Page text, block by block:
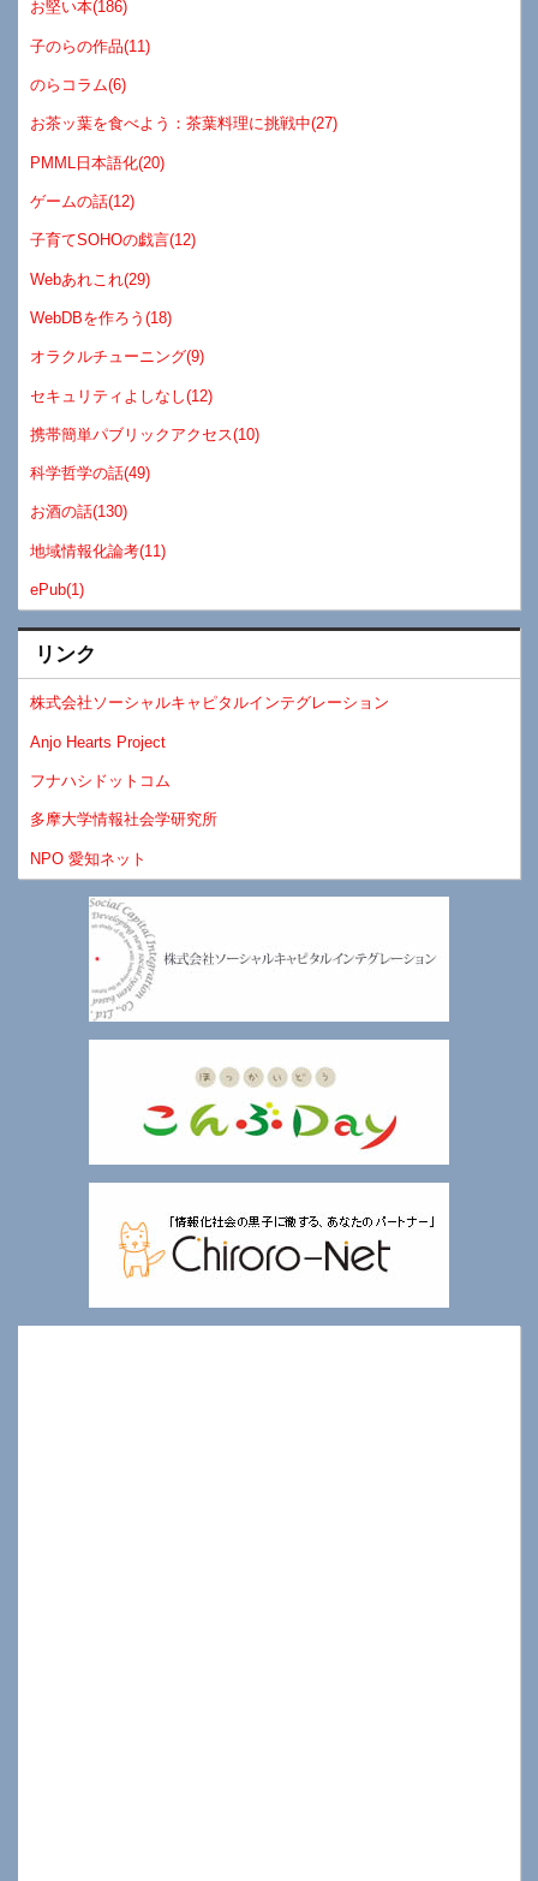
お堅い本(186)
子のらの作品(11)
のらコラム(6)
お茶ッ葉を食べよう：茶葉料理に挑戦中(27)
PMML日本語化(20)
ゲームの話(12)
子育てSOHOの戯言(12)
Webあれこれ(29)
WebDBを作ろう(18)
オラクルチューニング(9)
セキュリティよしなし(12)
携帯簡単パブリックアクセス(10)
科学哲学の話(49)
お酒の話(130)
地域情報化論考(11)
ePub(1)
リンク
株式会社ソーシャルキャピタルインテグレーション
Anjo Hearts Project
フナハシドットコム
多摩大学情報社会学研究所
NPO 愛知ネット